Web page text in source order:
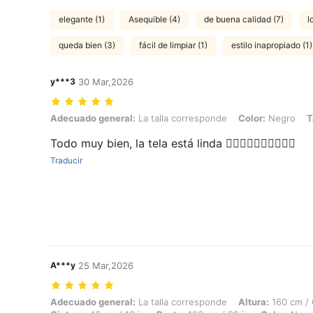
elegante (1) Asequible (4) de buena calidad (7)
queda bien (3) fácil de limpiar (1) estilo inapropiado (1)
y***3 30 Mar,2026
Adecuado general: La talla corresponde, Color: Negro, Talla: 12Y
Adecuado general: La talla corresponde Color: Negro
Todo muy bien, la tela está linda 👍🏼👍🏼👍🏼👍🏼👍🏼
Traducir
A***y 25 Mar,2026
Adecuado general: La talla corresponde, Altura: 160 cm / 63 in,
Adecuado general: La talla corresponde Altura: 160 cm /